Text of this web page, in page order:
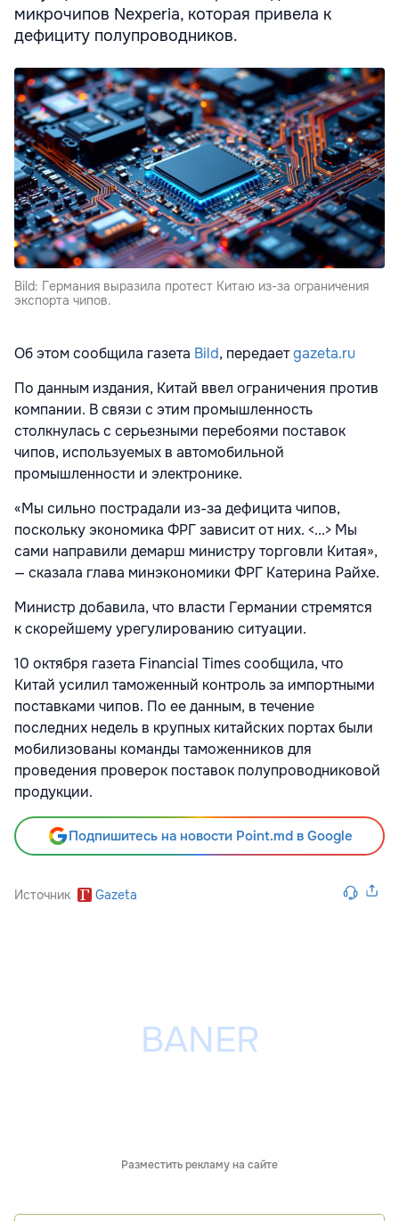
микрочипов Nexperia, которая привела к
дефициту полупроводников.
Bild: Германия выразила протест Китаю из-за ограничения
экспорта чипов.
Об этом сообщила газета Bild, передаетgazeta.ru
По данным издания, Китай ввел ограничения против
компании. В связи с этим промышленность
столкнулась с серьезными перебоями поставок
чипов, используемых в автомобильной
промышленности и электронике.
«Мы сильно пострадали из-за дефицита чипов,
поскольку экономика ФРГ зависит от них. <...> Мы
сами направили демарш министру торговли Китая»,
— сказала глава минэкономики ФРГ Катерина Райхе.
Министр добавила, что власти Германии стремятся
к скорейшему урегулированию ситуации.
10 октября газета Financial Times сообщила, что
Китай усилил таможенный контроль за импортными
поставками чипов. По ее данным, в течение
последних недель в крупных китайских портах были
мобилизованы команды таможенников для
проведения проверок поставок полупроводниковой
продукции.
Подпишитесь на новости Point.md в Google
Источник Gazeta
Разместить рекламу на сайте